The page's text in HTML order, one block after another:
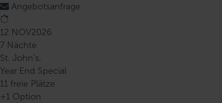
Angebotsanfrage
12 NOV2026
7 Nächte
St. John's.
Year End Special
11 freie Plätze
+1 Option